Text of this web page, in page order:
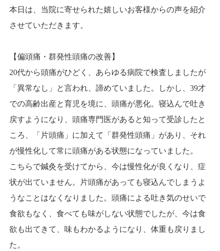
本日は、当院に寄せられた嬉しいお客様からの声を紹介
させていただきます。
【偏頭痛・群発性頭痛の改善】
20代から頭痛がひどく、あらゆる病院で検査しましたが
「異常なし」と言われ、諦めていました。しかし、39才
での高齢出産と育児を境に、頭痛が悪化。寝込んで吐き
戻すようになり、頭痛専門医があると知って受診したと
ころ、「片頭痛」に加えて「群発性頭痛」があり、それ
が慢性化して常に頭痛がある状態になっていました。
こちらで鍼灸を受けてから、今は慢性化が良くなり、症
状が出ていません。片頭痛があっても寝込んでしまうよ
うなことはなくなりました。頭痛による吐き気のせいで
食欲もなく、食べても味がしない状態でしたが、今は食
欲も出てきて、味もわかるようになり、体重も戻りまし
た。